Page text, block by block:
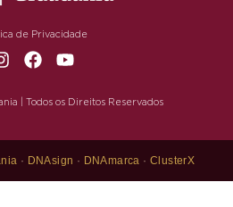
| Todos os Direitos Reservados
de Privacidade
· DNAsign · DNAmarca ·ClusterX